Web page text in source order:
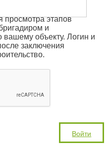
просмотра этапов
и
объекту. Логин и
заключения